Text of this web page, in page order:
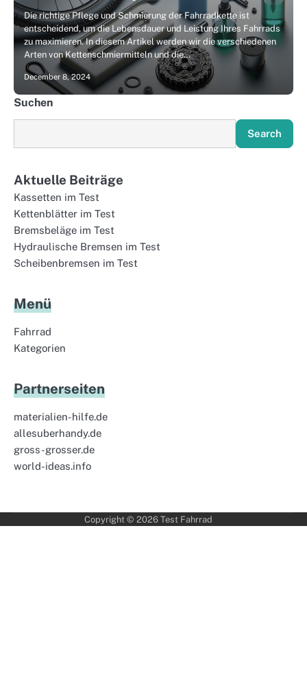
Die richtige Pflege und Schmierung der Fahrradkette ist
entscheidend, um die Lebensdauer und Leistung Ihres Fahrrads
zu maximieren. In diesem Artikel werden wir die verschiedenen
Arten von Kettenschmiermitteln und die…
December 8, 2024
Suchen
Search
Aktuelle Beiträge
Kassetten im Test
Kettenblätter im Test
Bremsbeläge im Test
Hydraulische Bremsen im Test
Scheibenbremsen im Test
Menü
Fahrrad
Kategorien
Partnerseiten
materialien-hilfe.de
allesuberhandy.de
gross-grosser.de
world-ideas.info
Copyright © 2026 Test Fahrrad